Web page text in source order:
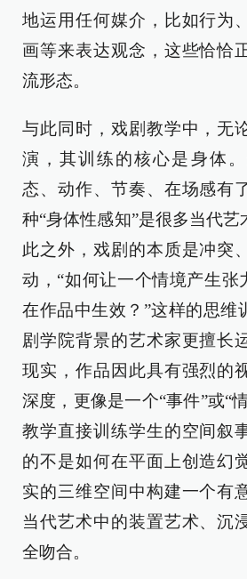
地运用任何媒介，比如行为
画等来表达观念，这些恰恰
流形态。
与此同时，戏剧教学中，无
演，其训练的核心是身体
态、动作、节奏、在场感有
种“身体性感知”是很多当代
此之外，戏剧的本质是冲突
动，“如何让一个情境产生张
在作品中生效？”这样的思维
剧学院背景的艺术家更擅长
现实，作品因此具有强烈的
深度，更像是一个“事件”或“
教学直接训练学生的空间叙
的不是如何在平面上创造幻
实的三维空间中构建一个有
当代艺术中的装置艺术、沉
全吻合。